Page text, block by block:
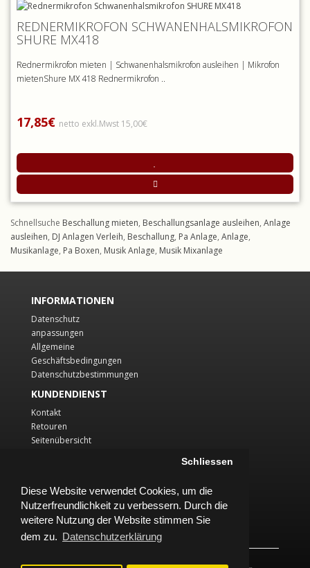
Diese Website verwendet Cookies, um die
Nutzerfreundlichkeit zu verbessern. Durch die
weitere Nutzung der Website stimmen Sie
dem zu. Datenschutzerklärung
Schliessen
REDNERMIKROFON SCHWANENHALSMIKROFON
SHURE MX418
Rednermikrofon mieten | Schwanenhalsmikrofon ausleihen | Mikrofon
mietenShure MX 418 Rednermikrofon ..
17,85€ netto exkl.Mwst 15,00€
Schnellsuche Beschallung mieten, Beschallungsanlage ausleihen, Anlage
ausleihen, DJ Anlagen Verleih, Beschallung, Pa Anlage, Anlage,
Musikanlage, Pa Boxen, Musik Anlage, Musik Mixanlage
INFORMATIONEN
Datenschutz
anpassungen
Allgemeine
Geschäftsbedingungen
Datenschutzbestimmungen
KUNDENDIENST
Kontakt
Retouren
Seitenübersicht
Auftragsverlauf
Wunschliste
Newsletter